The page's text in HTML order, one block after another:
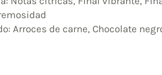
Arroces de carne, Chocolate